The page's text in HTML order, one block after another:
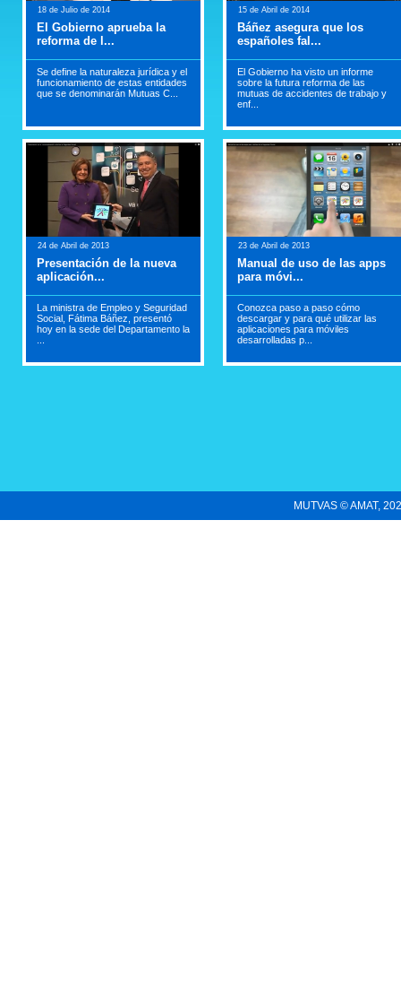
18 de Julio de 2014
El Gobierno aprueba la
reforma de l...
Se define la naturaleza jurídica y el
funcionamiento de estas entidades
que se denominarán Mutuas C...
15 de Abril de 2014
Báñez asegura que los
españoles fal...
El Gobierno ha visto un informe
sobre la futura reforma de las
mutuas de accidentes de trabajo y
enf...
24 de Abril de 2013
Presentación de la nueva
aplicación...
La ministra de Empleo y Seguridad
Social, Fátima Báñez, presentó
hoy en la sede del Departamento la
23 de Abril de 2013
Manual de uso de las apps
para móvi...
Conozca paso a paso cómo
descargar y para qué utilizar las
aplicaciones para móviles
desarrolladas p...
MUTVAS © AMAT,